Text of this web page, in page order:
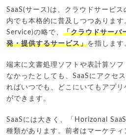
SaaS(サース)は、クラウドサービス
内でも本格的に普及しつつありま
Service)の略で、 「クラウドサーバ
発・提供するサービス」を指します
端末に文書処理ソフトや表計算ソ
なかったとしても、SaaSにアクセ
ればいつでも、どこにいてもアプリ
ができます。
SaaSには大きく、「Horizonal
種類があります。前者はマーケテ